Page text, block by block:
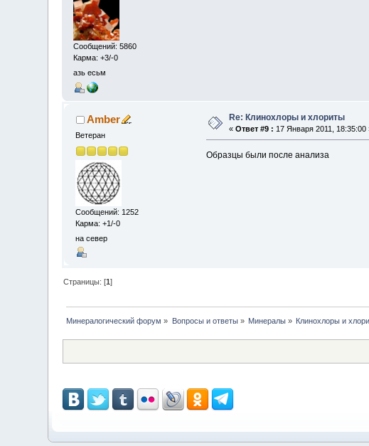
Сообщений: 5860
Карма: +3/-0
азь есьм
Amber
Ветеран
Сообщений: 1252
Карма: +1/-0
на север
Re: Клинохлоры и хлориты
«Ответ #9 : 17 Января 2011, 18:35:00
Образцы были после анализа
Страницы: [1]
Минералогический форум » Вопросы и ответы» Минералы » Клинохлоры и